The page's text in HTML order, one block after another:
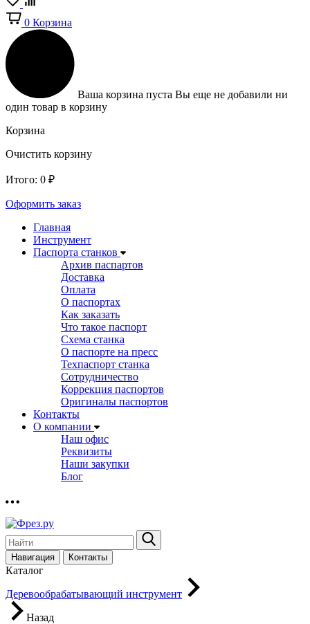
0 Корзина
Ваша корзина пуста Вы еще не добавили ни
один товар в корзину
Корзина
Очистить корзину
Итого: 0 ₽
Оформить заказ
Главная
Инструмент
Паспорта станков
Архив паспартов
Доставка
Оплата
О паспортах
Как заказать
Что такое паспорт
Схема станка
О паспорте на пресс
Техпаспорт станка
Сотрудничество
Коррекция паспортов
Оригиналы паспортов
Контакты
О компании
Наш офис
Реквизиты
Наши закупки
Блог
Навигация Контакты
Каталог
Деревообрабатывающий инструмент
Назад